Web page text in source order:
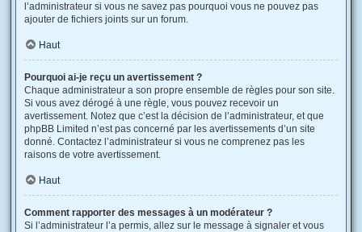
l’administrateur si vous ne savez pas pourquoi vous ne pouvez pas
ajouter de fichiers joints sur un forum.
Haut
Pourquoi ai-je reçu un avertissement ?
Chaque administrateur a son propre ensemble de règles pour son site.
Si vous avez dérogé à une règle, vous pouvez recevoir un
avertissement. Notez que c’est la décision de l’administrateur, et que
phpBB Limited n’est pas concerné par les avertissements d’un site
donné. Contactez l’administrateur si vous ne comprenez pas les
raisons de votre avertissement.
Haut
Comment rapporter des messages à un modérateur ?
Si l’administrateur l’a permis, allez sur le message à signaler et vous